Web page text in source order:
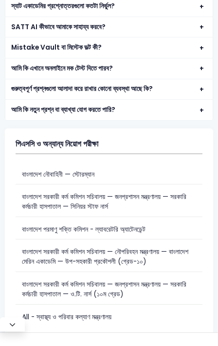
স্যাট একাডেমির প্রশ্নোত্তরগুলো কতটা নির্ভুল?
SATT AI কীভাবে আমাকে সাহায্য করবে?
Mistake Vault বা মিস্টেক ভল্ট কী?
আমি কি এখানে অনলাইনে মক টেস্ট দিতে পারব?
গুরুত্বপূর্ণ প্রশ্নগুলো আলাদা করে রাখার কোনো ব্যবস্থা আছে কি?
আমি কি নতুন প্রশ্ন বা ব্যাখ্যা যোগ করতে পারি?
পিএসসি ও অন্যান্য নিয়োগ পরীক্ষা
বাংলাদেশ নৌবাহিনী — স্টোরম্যান
বাংলাদেশ সরকারী কর্ম কমিশন সচিবালয় — জনপ্রশাসন মন্ত্রণালয় — সরকারি
কর্মচারী হাসপাতাল — সিনিয়র স্টাফ নার্স
বাংলাদেশ পরমাণু শক্তি কমিশন - ল্যাবরেটরি অ্যাটেনডেন্ট
বাংলাদেশ সরকারী কর্ম কমিশন সচিবালয় — নৌপরিবহন মন্ত্রণালয় — বাংলাদেশ
মেরিন একাডেমি — উপ-সহকারী প্রকৌশলী (গ্রেড-১০)
বাংলাদেশ সরকারী কর্ম কমিশন সচিবালয় — জনপ্রশাসন মন্ত্রণালয় — সরকারি
কর্মচারী হাসপাতাল — ও.টি. নার্স (১০ম গ্রেড)
All - স্বাস্থ্য ও পরিবার কল্যাণ মন্ত্রণালয়